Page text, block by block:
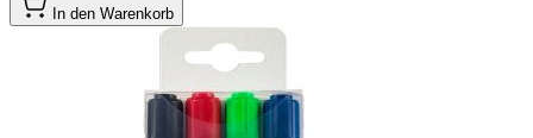
In den Warenkorb